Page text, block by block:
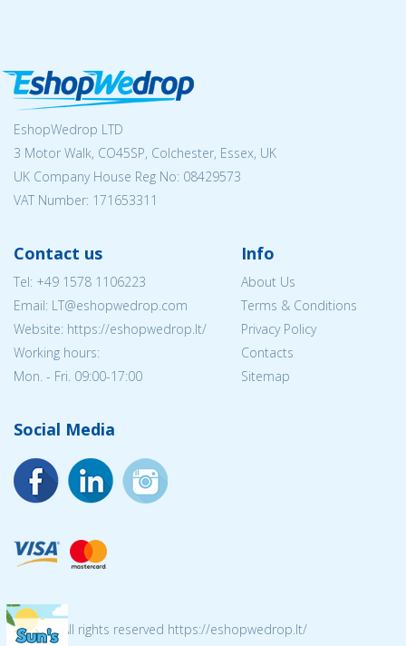
EshopWedrop LTD
3 Motor Walk, CO45SP, Colchester, Essex, UK
UK Company House Reg No: 08429573
VAT Number: 171653311
Contact us
Tel: +49 1578 1106223
Email: LT@eshopwedrop.com
Website: https://eshopwedrop.lt/
Working hours:
Mon. - Fri. 09:00-17:00
Info
About Us
Terms & Conditions
Privacy Policy
Contacts
Sitemap
Social Media
© 2026 All rights reserved https://eshopwedrop.lt/